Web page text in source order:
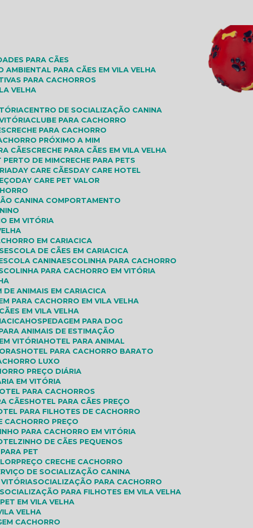
PARA CÃES
AMBIENTAL PARA CÃES EM VILA VELHA
PARA CACHORROS
VELHA
CENTRO DE SOCIALIZAÇÃO CANINA
CLUBE PARA CACHORRO
CRECHE PARA CACHORRO
PRÓXIMO A MIM
CÃES
CRECHE PARA CÃES EM VILA VELHA
PERTO DE MIM
CRECHE PARA PETS
DAY CARE CÃES
DAY CARE HOTEL
DAY CARE PET VALOR
CANINA COMPORTAMENTO
EM VITÓRIA
EM CARIACICA
ESCOLA DE CÃES EM CARIACICA
ESCOLA CANINA ESCOLINHA PARA CACHORRO
PARA CACHORRO EM VITÓRIA
DE ANIMAIS EM CARIACICA
PARA CACHORRO EM VILA VELHA
EM VILA VELHA
HOSPEDAGEM PARA DOG
PARA ANIMAIS DE ESTIMAÇÃO
VITÓRIA
HOTEL PARA ANIMAL
HOTEL PARA CACHORRO BARATO
LUXO
PREÇO DIÁRIA
EM VITÓRIA
HOTEL PARA CACHORROS
CÃES
HOTEL PARA CÃES PREÇO
PARA FILHOTES DE CACHORRO
CACHORRO PREÇO
PARA CACHORRO EM VITÓRIA
DE CÃES PEQUENOS
PET
PREÇO CRECHE CACHORRO
DE SOCIALIZAÇÃO CANINA
VITÓRIA
SOCIALIZAÇÃO PARA CACHORRO
SOCIALIZAÇÃO PARA FILHOTES EM VILA VELHA
EM VILA VELHA
VELHA
CACHORRO